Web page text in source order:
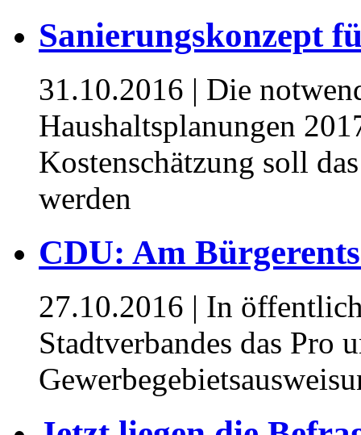
Sanierungskonzept
31.10.2016 | Die
Haushaltsplanungen
Kostenschätzung soll
werden
CDU: Am
27.10.2016 | In
Stadtverbandes das Pro